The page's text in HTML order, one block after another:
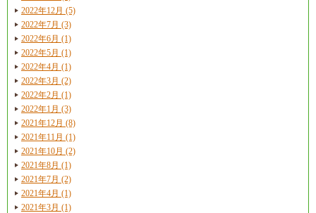
2022年12月 (5)
2022年7月 (3)
2022年6月 (1)
2022年5月 (1)
2022年4月 (1)
2022年3月 (2)
2022年2月 (1)
2022年1月 (3)
2021年12月 (8)
2021年11月 (1)
2021年10月 (2)
2021年8月 (1)
2021年7月 (2)
2021年4月 (1)
2021年3月 (1)